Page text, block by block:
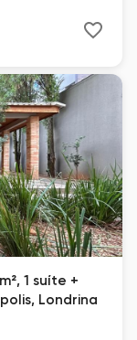
1 suíte +
Londrina